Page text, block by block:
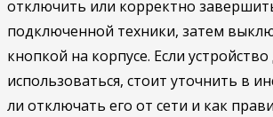
отключить или корректно
подключенной техники, затем
кнопкой на корпусе. Если
использоваться, стоит уточнить в
ли отключать его от сети и как